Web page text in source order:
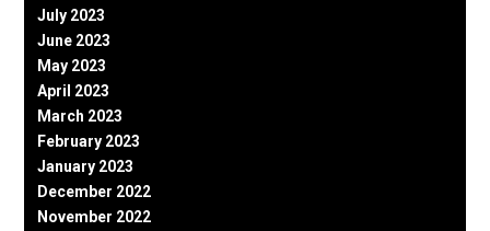
July 2023
June 2023
May 2023
April 2023
March 2023
February 2023
January 2023
December 2022
November 2022